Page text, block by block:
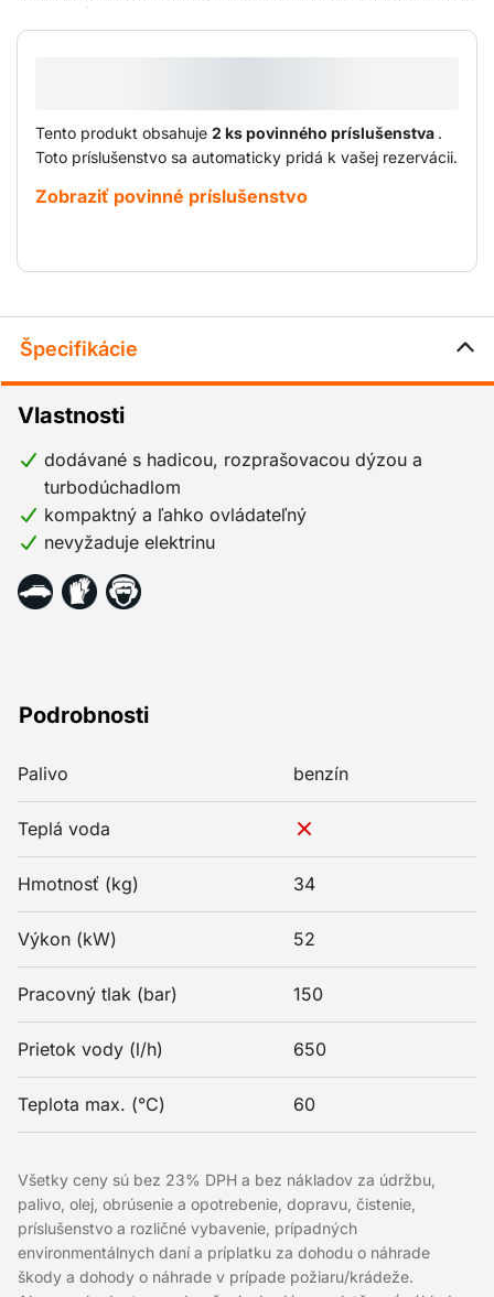
elektrina. Na začatie prác postačí iba vodovodné
Tento produkt obsahuje 2 ks povinného príslušenstva .
Toto príslušenstvo sa automaticky pridá k vašej rezervácii.
Zobraziť povinné príslušenstvo
Špecifikácie
Podrobnosti
Palivo benzín
Teplá voda
Hmotnosť (kg) 34
Výkon (kW) 52
Pracovný tlak (bar) 150
Prietok vody (l/h) 650
Teplota max. (°C) 60
Vlastnosti
dodávané s hadicou, rozprašovacou dýzou a
turbodúchadlom
kompaktný a ľahko ovládateľný
nevyžaduje elektrinu
Všetky ceny sú bez 23% DPH a bez nákladov za údržbu,
palivo, olej, obrúsenie a opotrebenie, dopravu, čistenie,
príslušenstvo a rozličné vybavenie, prípadných
environmentálnych daní a príplatku za dohodu o náhrade
škody a dohody o náhrade v prípade požiaru/krádeže.